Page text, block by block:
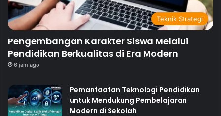
Teknik Strategi
Pengembangan Karakter Siswa Melalui
Pendidikan Berkualitas di Era Modern
6 jam ago
Pemanfaatan Teknologi Pendidikan
untuk Mendukung Pembelajaran
Modern di Sekolah